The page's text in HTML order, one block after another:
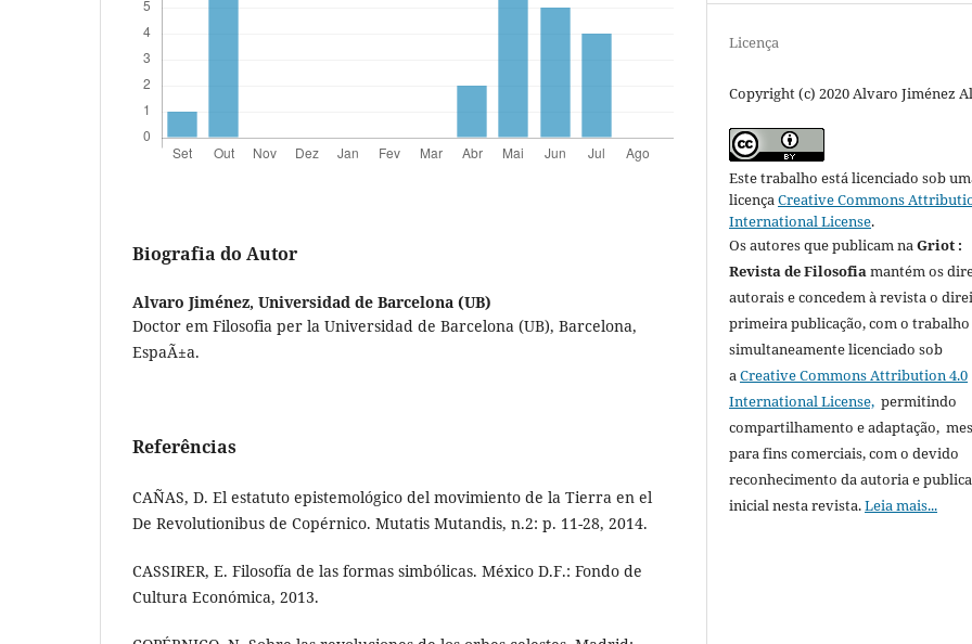
Biografia do Autor
Alvaro Jiménez, Universidad de Barcelona (UB)
Doctor em Filosofia per la Universidad de Barcelona (UB), Barcelona,
EspaÃ±a.
Referências
CAÑAS, D. El estatuto epistemológico del movimiento de la Tierra en el
De Revolutionibus de Copérnico. Mutatis Mutandis, n.2: p. 11-28, 2014.
CASSIRER, E. Filosofía de las formas simbólicas. México D.F.: Fondo de
Cultura Económica, 2013.
Licença
Copyright (c) 2020 Alvaro Jiménez
Este trabalho está licenciado sob
licençaCreative Commons
International License.
Os autores que publicam naGriot :
Revista de Filosofiamantém os
autorais e concedem à revista o
primeira publicação, com o trabalho
simultaneamente licenciado sob
aCreative Commons Attribution 4.0
International License, permitindo
compartilhamento e adaptação,
para fins comerciais, com o devido
reconhecimento da autoria e
inicial nesta revista.Leia mais...